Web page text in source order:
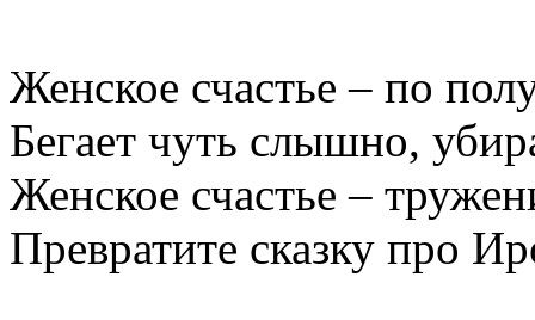
Женское счастье – по
Бегает чуть слышно,
Женское счастье –
Превратите сказку про